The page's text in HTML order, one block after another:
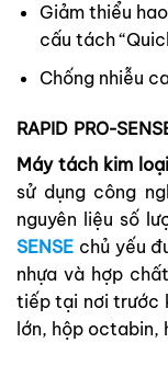
Giảm thiểu
cấu tách
Chống nhiễu
RAPID PRO-
Máy tách kim
sử dụng công
nguyên liệu số
SENSE chủ yếu
nhựa và hợp
tiếp tại nơi trước
lớn, hộp octabin,